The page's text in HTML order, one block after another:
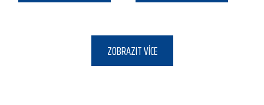
ZOBRAZIT VÍCE